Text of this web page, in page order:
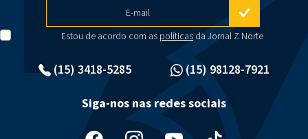
(15) 3418-5285 (15) 98128-7921
E-mail
Estou de acordo com as políticasda Jornal Z Norte
Siga-nos nas redes sociais